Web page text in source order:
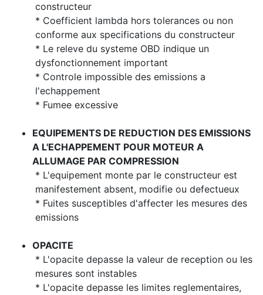
constructeur
* Coefficient lambda hors tolerances ou non
conforme aux specifications du constructeur
* Le releve du systeme OBD indique un
dysfonctionnement important
* Controle impossible des emissions a
l'echappement
* Fumee excessive
EQUIPEMENTS DE REDUCTION DES EMISSIONS
A L'ECHAPPEMENT POUR MOTEUR A
ALLUMAGE PAR COMPRESSION
* L'equipement monte par le constructeur est
manifestement absent, modifie ou defectueux
* Fuites susceptibles d'affecter les mesures des
emissions
OPACITE
* L'opacite depasse la valeur de reception ou les
mesures sont instables
* L'opacite depasse les limites reglementaires,